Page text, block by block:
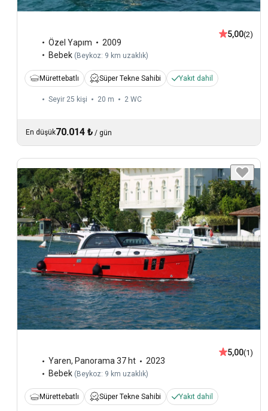
Özel Yapım
2009
Bebek (Beykoz: 9 km uzaklık)
5,00(2)
Mürettebatlı Süper Tekne Sahibi Yakıt dahil
Seyir 25 kişi 20 m 2 WC
En düşük70.014 ₺ / gün
Yaren, Panorama 37 ht
2023
Bebek ( Beykoz: 9 km uzaklık)
5,00(1)
Mürettebatlı Süper Tekne Sahibi Yakıt dahil